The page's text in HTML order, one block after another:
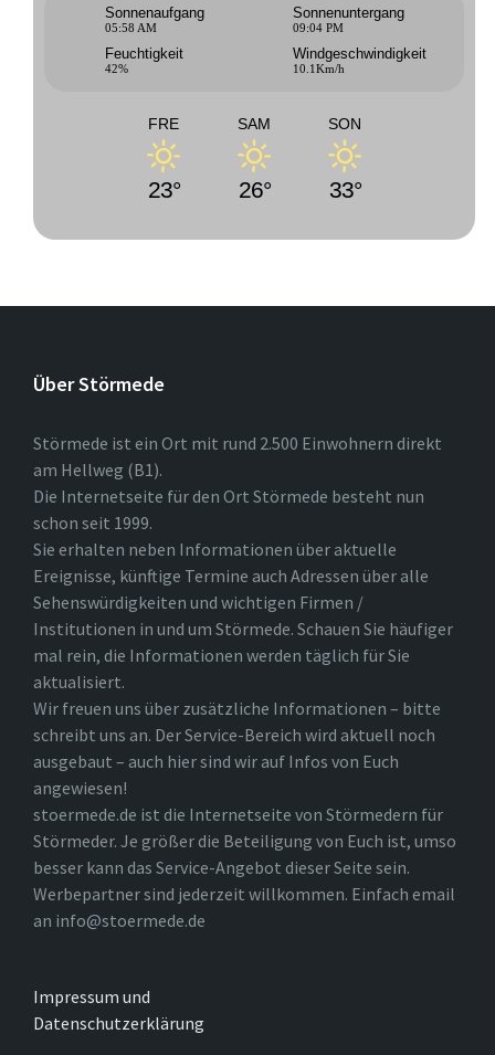
Sonnenaufgang
05:58 AM
Sonnenuntergang
09:04 PM
Feuchtigkeit
42%
Windgeschwindigkeit
10.1Km/h
FRE
23°
SAM
26°
SON
33°
Über Störmede
Störmede ist ein Ort mit rund 2.500 Einwohnern direkt
am Hellweg (B1).
Die Internetseite für den Ort Störmede besteht nun
schon seit 1999.
Sie erhalten neben Informationen über aktuelle
Ereignisse, künftige Termine auch Adressen über alle
Sehenswürdigkeiten und wichtigen Firmen /
Institutionen in und um Störmede. Schauen Sie häufiger
mal rein, die Informationen werden täglich für Sie
aktualisiert.
Wir freuen uns über zusätzliche Informationen – bitte
schreibt uns an. Der Service-Bereich wird aktuell noch
ausgebaut – auch hier sind wir auf Infos von Euch
angewiesen!
stoermede.de ist die Internetseite von Störmedern für
Störmeder. Je größer die Beteiligung von Euch ist, umso
besser kann das Service-Angebot dieser Seite sein.
Werbepartner sind jederzeit willkommen. Einfach email
an info@stoermede.de
Impressum und
Datenschutzerklärung